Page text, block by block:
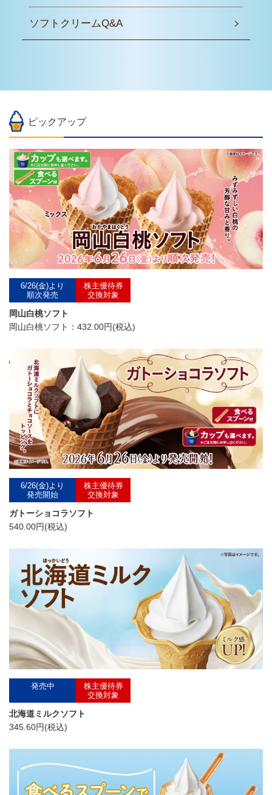
ソフトクリームQ&A
ピックアップ
6/26(金)より
順次発売
株主優待券
交換対象
岡山白桃ソフト
岡山白桃ソフト：432.00円(税込)
6/26(金)より
発売開始
株主優待券
交換対象
ガトーショコラソフト
540.00円(税込)
発売中
株主優待券
交換対象
北海道ミルクソフト
345.60円(税込)